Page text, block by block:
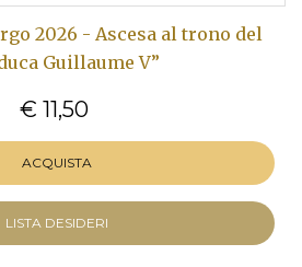
2026 - Ascesa al trono del
Guillaume V”
€ 11,50
ACQUISTA
LISTA DESIDERI